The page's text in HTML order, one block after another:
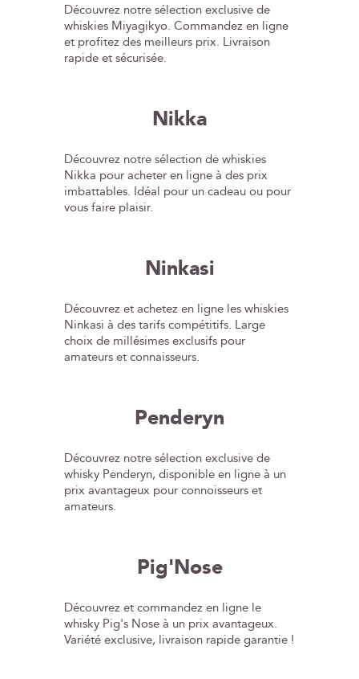
Découvrez notre sélection exclusive de
whiskies Miyagikyo. Commandez en ligne
et profitez des meilleurs prix. Livraison
rapide et sécurisée.
Nikka
Découvrez notre sélection de whiskies
Nikka pour acheter en ligne à des prix
imbattables. Idéal pour un cadeau ou pour
vous faire plaisir.
Ninkasi
Découvrez et achetez en ligne les whiskies
Ninkasi à des tarifs compétitifs. Large
choix de millésimes exclusifs pour
amateurs et connaisseurs.
Penderyn
Découvrez notre sélection exclusive de
whisky Penderyn, disponible en ligne à un
prix avantageux pour connoisseurs et
amateurs.
Pig'Nose
Découvrez et commandez en ligne le
whisky Pig's Nose à un prix avantageux.
Variété exclusive, livraison rapide garantie !